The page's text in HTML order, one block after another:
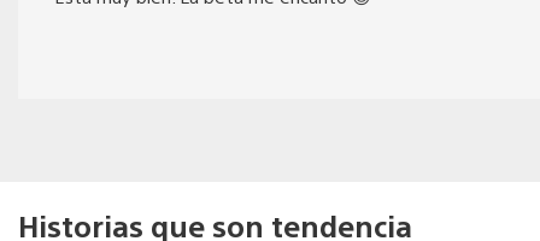
Historias que son tendencia